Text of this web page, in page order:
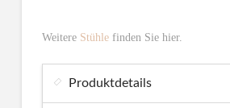
Weitere Stühlefinden Sie hier.
Produktdetails